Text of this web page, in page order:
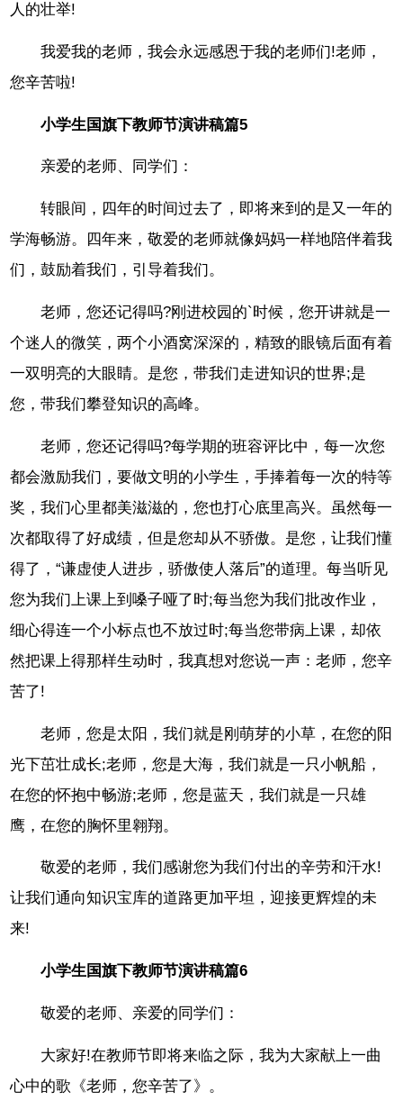
人的壮举!
我爱我的老师，我会永远感恩于我的老师们!老师，
您辛苦啦!
小学生国旗下教师节演讲稿篇5
亲爱的老师、同学们：
转眼间，四年的时间过去了，即将来到的是又一年的
学海畅游。四年来，敬爱的老师就像妈妈一样地陪伴着我
们，鼓励着我们，引导着我们。
老师，您还记得吗?刚进校园的`时候，您开讲就是一
个迷人的微笑，两个小酒窝深深的，精致的眼镜后面有着
一双明亮的大眼睛。是您，带我们走进知识的世界;是
您，带我们攀登知识的高峰。
老师，您还记得吗?每学期的班容评比中，每一次您
都会激励我们，要做文明的小学生，手捧着每一次的特等
奖，我们心里都美滋滋的，您也打心底里高兴。虽然每一
次都取得了好成绩，但是您却从不骄傲。是您，让我们懂
得了，“谦虚使人进步，骄傲使人落后”的道理。每当听见
您为我们上课上到嗓子哑了时;每当您为我们批改作业，
细心得连一个小标点也不放过时;每当您带病上课，却依
然把课上得那样生动时，我真想对您说一声：老师，您辛
苦了!
老师，您是太阳，我们就是刚萌芽的小草，在您的阳
光下茁壮成长;老师，您是大海，我们就是一只小帆船，
在您的怀抱中畅游;老师，您是蓝天，我们就是一只雄
鹰，在您的胸怀里翱翔。
敬爱的老师，我们感谢您为我们付出的辛劳和汗水!
让我们通向知识宝库的道路更加平坦，迎接更辉煌的未
来!
小学生国旗下教师节演讲稿篇6
敬爱的老师、亲爱的同学们：
大家好!在教师节即将来临之际，我为大家献上一曲
心中的歌《老师，您辛苦了》。